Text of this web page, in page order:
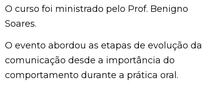
O curso foi ministrado pelo Prof. Benigno
Soares.
O evento abordou as etapas de evolução da
comunicação desde a importância do
comportamento durante a prática oral.